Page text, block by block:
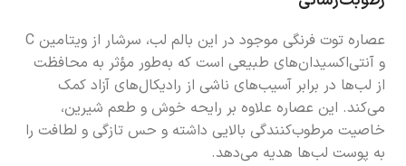
عصاره توت فرنگی موجود در این بالم لب، سرشار از ویتامین C
و آنتی‌اکسیدان‌های طبیعی است که به‌طور مؤثر به محافظت
از لب‌ها در برابر آسیب‌های ناشی از رادیکال‌های آزاد کمک
می‌کند. این عصاره علاوه بر رایحه خوش و طعم شیرین،
خاصیت مرطوب‌کنندگی بالایی داشته و حس تازگی و لطافت را
به پوست لب‌ها هدیه می‌دهد.